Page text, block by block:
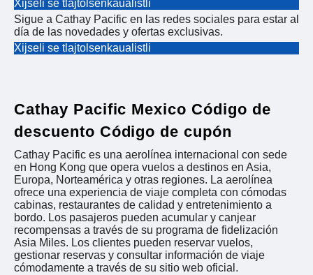
Xijseli se tlajtolsenkaualistli
Sigue a Cathay Pacific en las redes sociales para estar al
día de las novedades y ofertas exclusivas.
Xijseli se tlajtolsenkaualistli
Cathay Pacific Mexico Código de
descuento Código de cupón
Cathay Pacific es una aerolínea internacional con sede
en Hong Kong que opera vuelos a destinos en Asia,
Europa, Norteamérica y otras regiones. La aerolínea
ofrece una experiencia de viaje completa con cómodas
cabinas, restaurantes de calidad y entretenimiento a
bordo. Los pasajeros pueden acumular y canjear
recompensas a través de su programa de fidelización
Asia Miles. Los clientes pueden reservar vuelos,
gestionar reservas y consultar información de viaje
cómodamente a través de su sitio web oficial.